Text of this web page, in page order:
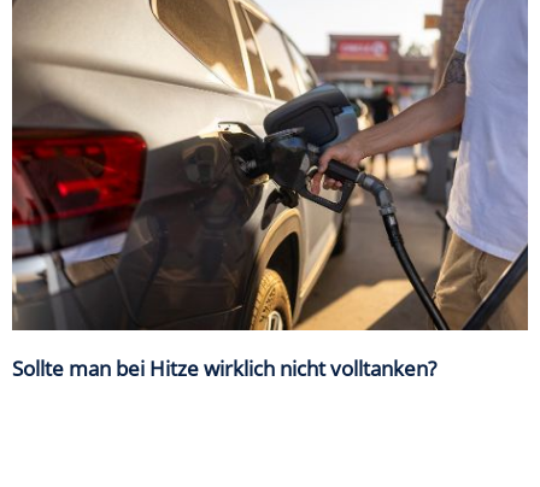
Sollte man bei Hitze wirklich nicht volltanken?